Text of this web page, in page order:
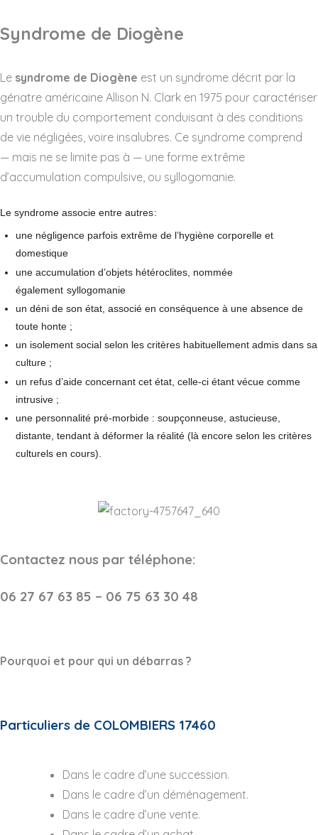
Syndrome de Diogène
Le syndrome de Diogène est un syndrome décrit par la
gériatre américaine Allison N. Clark en 1975 pour caractériser
un trouble du comportement conduisant à des conditions
de vie négligées, voire insalubres. Ce syndrome comprend
— mais ne se limite pas à — une forme extrême
d’accumulation compulsive, ou syllogomanie.
Le syndrome associe entre autres:
une négligence parfois extrême de l’hygiène corporelle et
domestique
une accumulation d’objets hétéroclites, nommée
également syllogomanie
un déni de son état, associé en conséquence à une absence de
toute honte ;
un isolement social selon les critères habituellement admis dans sa
culture ;
un refus d’aide concernant cet état, celle-ci étant vécue comme
intrusive ;
une personnalité pré-morbide : soupçonneuse, astucieuse,
distante, tendant à déformer la réalité (là encore selon les critères
culturels en cours).
Contactez nous par téléphone:
06 27 67 63 85 – 06 75 63 30 48
Pourquoi et pour qui un débarras ?
Particuliers de COLOMBIERS 17460
Dans le cadre d’une succession.
Dans le cadre d’un déménagement.
Dans le cadre d’une vente.